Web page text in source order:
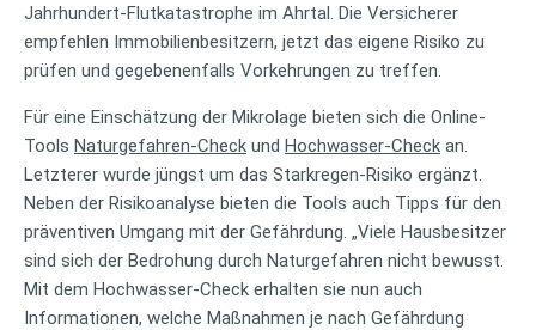
Jahrhundert-Flutkatastrophe im Ahrtal. Die Versicherer
empfehlen Immobilienbesitzern, jetzt das eigene Risiko zu
prüfen und gegebenenfalls Vorkehrungen zu treffen.
Für eine Einschätzung der Mikrolage bieten sich die Online-
Tools Naturgefahren-Check und Hochwasser-Check an.
Letzterer wurde jüngst um das Starkregen-Risiko ergänzt.
Neben der Risikoanalyse bieten die Tools auch Tipps für den
präventiven Umgang mit der Gefährdung. „Viele Hausbesitzer
sind sich der Bedrohung durch Naturgefahren nicht bewusst.
Mit dem Hochwasser-Check erhalten sie nun auch
Informationen, welche Maßnahmen je nach Gefährdung